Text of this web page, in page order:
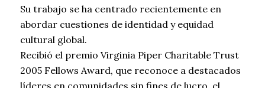
Su trabajo se ha centrado recientemente en
abordar cuestiones de identidad y equidad
cultural global.
Recibió el premio Virginia Piper Charitable Trust
2005 Fellows Award, que reconoce a destacados
líderes en comunidades sin fines de lucro, el